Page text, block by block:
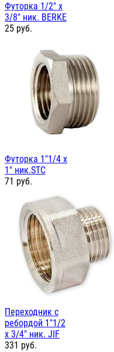
Футорка 1/2" х
3/8" ник. BERKE
25 руб.
Футорка 1"1/4 х
1" ник.STC
71 руб.
Переходник с
ребордой 1"1/2
х 3/4" ник. JIF
331 руб.